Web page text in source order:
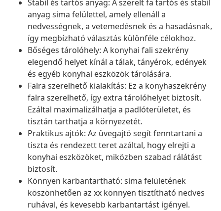
Stabil és tartós anyag: A szerelt fa tartós és stabil
anyag sima felülettel, amely ellenáll a
nedvességnek, a vetemedésnek és a hasadásnak,
így megbízható választás különféle célokhoz.
Bőséges tárolóhely: A konyhai fali szekrény
elegendő helyet kínál a tálak, tányérok, edények
és egyéb konyhai eszközök tárolására.
Falra szerelhető kialakítás: Ez a konyhaszekrény
falra szerelhető, így extra tárolóhelyet biztosít.
Ezáltal maximalizálhatja a padlóterületet, és
tisztán tarthatja a környezetét.
Praktikus ajtók: Az üvegajtó segít fenntartani a
tiszta és rendezett teret azáltal, hogy elrejti a
konyhai eszközöket, miközben szabad rálátást
biztosít.
Könnyen karbantartható: sima felületének
köszönhetően az xx könnyen tisztítható nedves
ruhával, és kevesebb karbantartást igényel.